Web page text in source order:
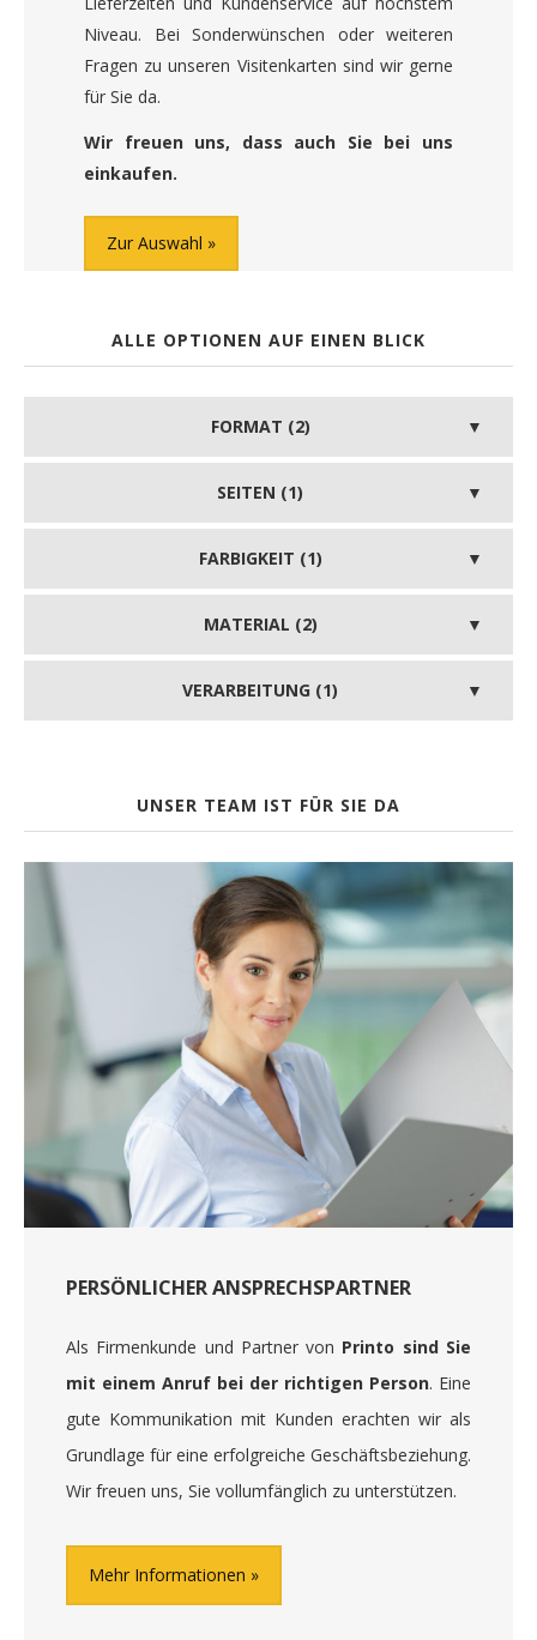
Niveau. Bei Sonderwünschen oder weiteren
Fragen zu unseren Visitenkarten sind wir gerne
für Sie da.
Wir freuen uns, dass auch Sie bei uns
einkaufen.
Zur Auswahl
ALLE OPTIONEN AUF EINEN BLICK
FORMAT (2)
SEITEN (1)
FARBIGKEIT (1)
MATERIAL (2)
VERARBEITUNG (1)
UNSER TEAM IST FÜR SIE DA
PERSÖNLICHER ANSPRECHSPARTNER
Als Firmenkunde und Partner von Printo sind Sie
mit einem Anruf bei der richtigen Person. Eine
gute Kommunikation mit Kunden erachten wir als
Grundlage für eine erfolgreiche Geschäftsbeziehung.
Wir freuen uns, Sie vollumfänglich zu unterstützen.
Mehr Informationen